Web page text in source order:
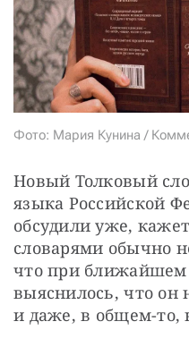
Фото: Мария Кунина /
Новый Толковый
языка Российской
обсудили уже,
словарями обычно
что при ближайшем
выяснилось, что он
и даже, в общем-то,